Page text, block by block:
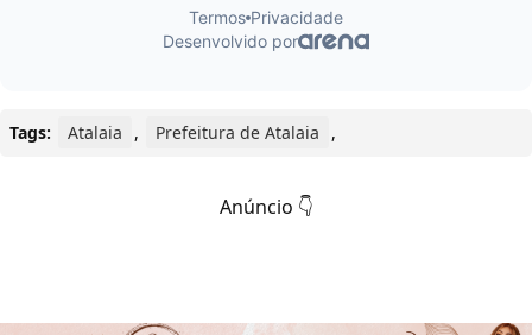
Tags: Atalaia , Prefeitura de Atalaia ,
Anúncio 👇